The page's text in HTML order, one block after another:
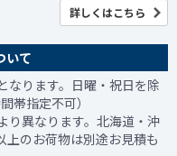
詳しくはこちら
いて
なります。日曜・祝日を除
帯指定不可）
り異なります。北海道・沖
のお荷物は別途お見積も